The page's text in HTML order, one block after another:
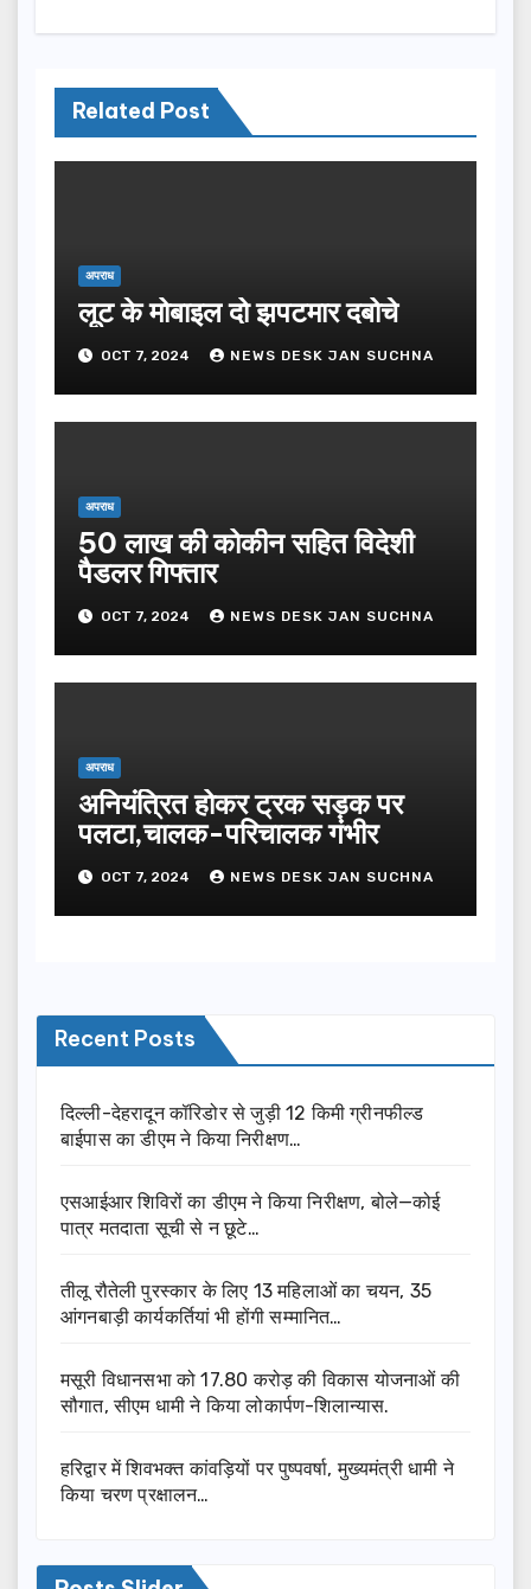
Related Post
अपराध
लूट के मोबाइल दो झपटमार दबोचे
OCT 7, 2024 NEWS DESK JAN SUCHNA
अपराध
50 लाख की कोकीन सहित विदेशी
पैडलर गिफ्तार
OCT 7, 2024 NEWS DESK JAN SUCHNA
अपराध
अनियंत्रित होकर ट्रक सड़क पर
पलटा,चालक-परिचालक गंभीर
OCT 7, 2024 NEWS DESK JAN SUCHNA
Recent Posts
दिल्ली-देहरादून कॉरिडोर से जुड़ी 12 किमी ग्रीनफील्ड
बाईपास का डीएम ने किया निरीक्षण…
एसआईआर शिविरों का डीएम ने किया निरीक्षण, बोले—कोई
पात्र मतदाता सूची से न छूटे…
तीलू रौतेली पुरस्कार के लिए 13 महिलाओं का चयन, 35
आंगनबाड़ी कार्यकर्तियां भी होंगी सम्मानित…
मसूरी विधानसभा को 17.80 करोड़ की विकास योजनाओं की
सौगात, सीएम धामी ने किया लोकार्पण-शिलान्यास.
हरिद्वार में शिवभक्त कांवड़ियों पर पुष्पवर्षा, मुख्यमंत्री धामी ने
किया चरण प्रक्षालन…